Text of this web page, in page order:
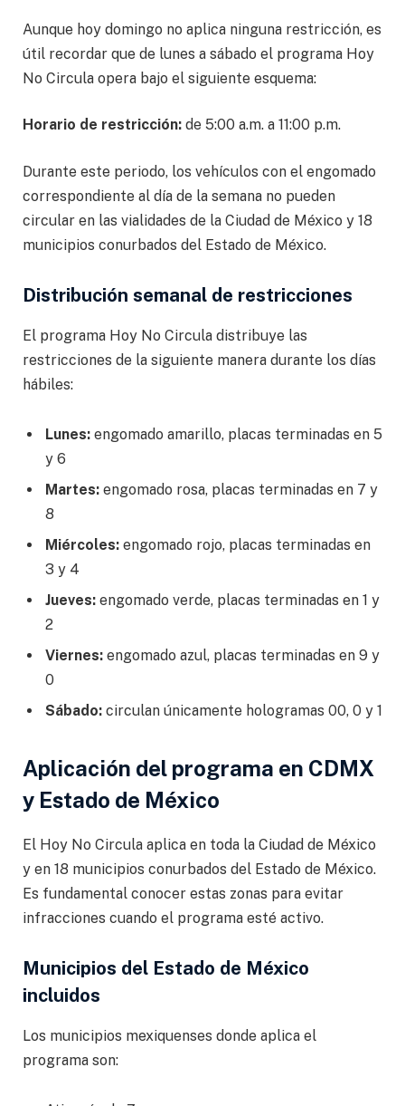
Aunque hoy domingo no aplica ninguna restricción, es
útil recordar que de lunes a sábado el programa Hoy
No Circula opera bajo el siguiente esquema:
Horario de restricción: de 5:00 a.m. a 11:00 p.m.
Durante este periodo, los vehículos con el engomado
correspondiente al día de la semana no pueden
circular en las vialidades de la Ciudad de México y 18
municipios conurbados del Estado de México.
Distribución semanal de restricciones
El programa Hoy No Circula distribuye las
restricciones de la siguiente manera durante los días
hábiles:
Lunes: engomado amarillo, placas terminadas en 5
y 6
Martes: engomado rosa, placas terminadas en 7 y
8
Miércoles: engomado rojo, placas terminadas en
3 y 4
Jueves: engomado verde, placas terminadas en 1 y
2
Viernes: engomado azul, placas terminadas en 9 y
0
Sábado: circulan únicamente hologramas 00, 0 y 1
Aplicación del programa en CDMX
y Estado de México
El Hoy No Circula aplica en toda la Ciudad de México
y en 18 municipios conurbados del Estado de México.
Es fundamental conocer estas zonas para evitar
infracciones cuando el programa esté activo.
Municipios del Estado de México
incluidos
Los municipios mexiquenses donde aplica el
programa son: